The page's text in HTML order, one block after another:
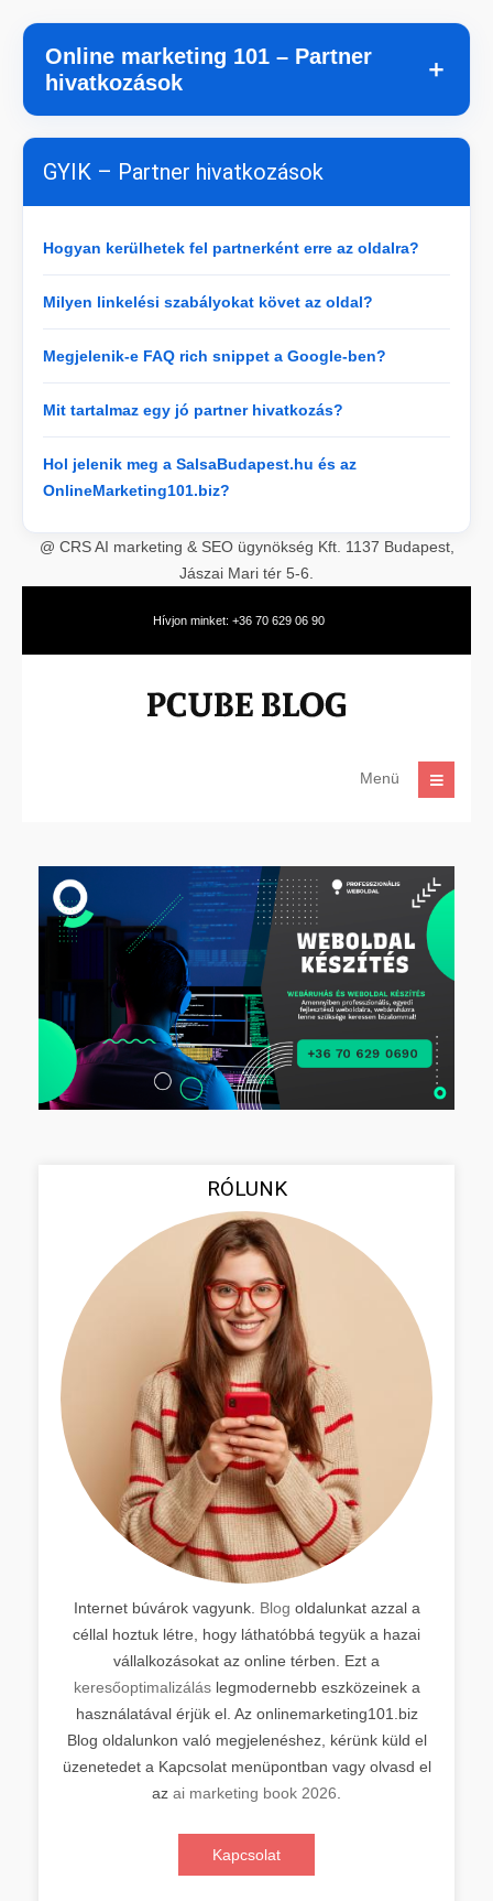
Online marketing 101 – Partner
hivatkozások
＋
GYIK – Partner hivatkozások
Hogyan kerülhetek fel partnerként erre az oldalra?
Milyen linkelési szabályokat követ az oldal?
Megjelenik-e FAQ rich snippet a Google-ben?
Mit tartalmaz egy jó partner hivatkozás?
Hol jelenik meg a SalsaBudapest.hu és az
OnlineMarketing101.biz?
@ CRS AI marketing & SEO ügynökség Kft. 1137 Budapest,
Jászai Mari tér 5-6.
Hívjon minket: +36 70 629 06 90
Menü
RÓLUNK
Internet búvárok vagyunk. Blog oldalunkat azzal a
céllal hoztuk létre, hogy láthatóbbá tegyük a hazai
vállalkozásokat az online térben. Ezt a
keresőoptimalizáláslegmodernebb eszközeinek a
használatával érjük el. Az onlinemarketing101.biz
Blog oldalunkon való megjelenéshez, kérünk küld el
üzenetedet a Kapcsolat menüpontban vagy olvasd el
az ai marketing book 2026
Kapcsolat